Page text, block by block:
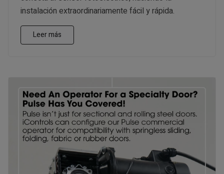
instalación extraordinariamente fácil y rápida.
Leer más